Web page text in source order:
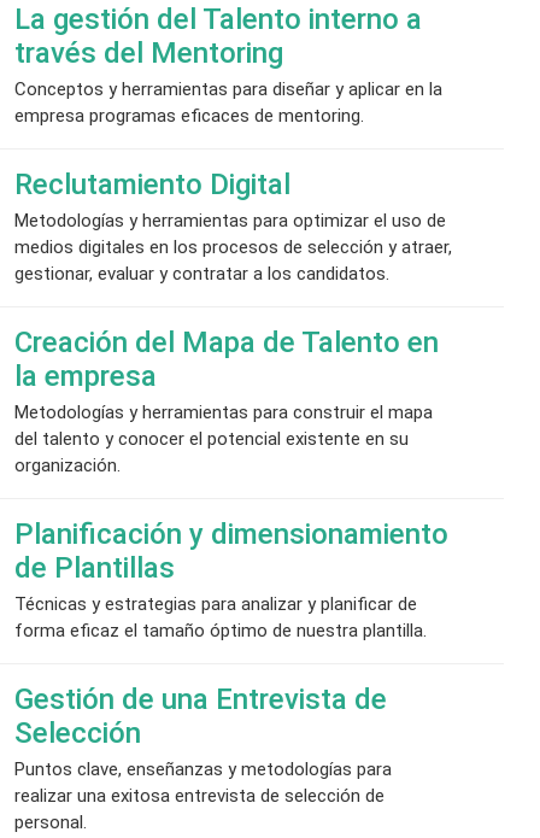
La gestión del Talento interno a
través del Mentoring
Conceptos y herramientas para diseñar y aplicar en la
empresa programas eficaces de mentoring.
Reclutamiento Digital
Metodologías y herramientas para optimizar el uso de
medios digitales en los procesos de selección y atraer,
gestionar, evaluar y contratar a los candidatos.
Creación del Mapa de Talento en
la empresa
Metodologías y herramientas para construir el mapa
del talento y conocer el potencial existente en su
organización.
Planificación y dimensionamiento
de Plantillas
Técnicas y estrategias para analizar y planificar de
forma eficaz el tamaño óptimo de nuestra plantilla.
Gestión de una Entrevista de
Selección
Puntos clave, enseñanzas y metodologías para
realizar una exitosa entrevista de selección de
personal.